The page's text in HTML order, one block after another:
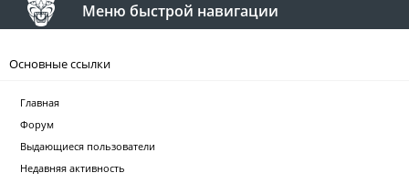
Меню быстрой навигации
Основные ссылки
Главная
Форум
Выдающиеся пользователи
Недавняя активность